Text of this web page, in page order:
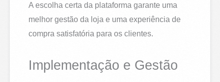
A escolha certa da plataforma garante uma
melhor gestão da loja e uma experiência de
compra satisfatória para os clientes.
Implementação e Gestão